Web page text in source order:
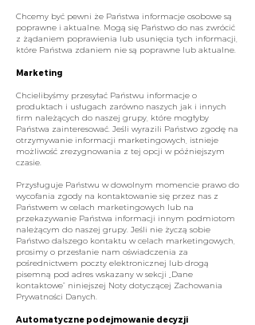
Chcemy być pewni że Państwa informacje osobowe są
poprawne i aktualne. Mogą się Państwo do nas zwrócić
z żądaniem poprawienia lub usunięcia tych informacji,
które Państwa zdaniem nie są poprawne lub aktualne.
Marketing
Chcielibyśmy przesyłać Państwu informacje o
produktach i usługach zarówno naszych jak i innych
firm należących do naszej grupy, które mogłyby
Państwa zainteresować. Jeśli wyrazili Państwo zgodę na
otrzymywanie informacji marketingowych, istnieje
możliwość zrezygnowania z tej opcji w późniejszym
czasie.
Przysługuje Państwu w dowolnym momencie prawo do
wycofania zgody na kontaktowanie się przez nas z
Państwem w celach marketingowych lub na
przekazywanie Państwa informacji innym podmiotom
należącym do naszej grupy. Jeśli nie życzą sobie
Państwo dalszego kontaktu w celach marketingowych,
prosimy o przesłanie nam oświadczenia za
pośrednictwem poczty elektronicznej lub drogą
pisemną pod adres wskazany w sekcji „Dane
kontaktowe” niniejszej Noty dotyczącej Zachowania
Prywatności Danych.
Automatyczne podejmowanie decyzji